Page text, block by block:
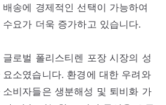
송에 경제적인 선택이 가능하여
요가 더욱 증가하고 있습니다.
로벌 폴리스티렌 포장 시장의 성
소였습니다. 환경에 대한 우려와
비자들은 생분해성 및 퇴비화 가